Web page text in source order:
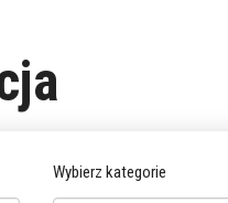
Wybierz kategorie